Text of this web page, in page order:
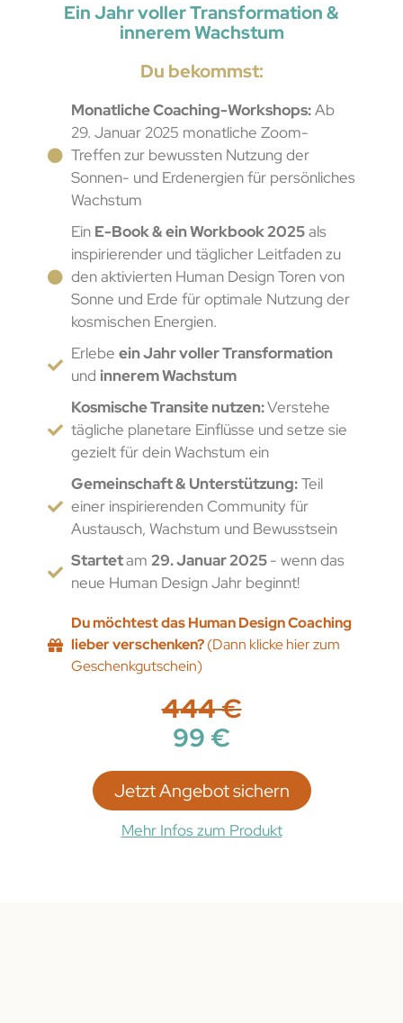
Ein Jahr voller Transformation &
innerem Wachstum
Du bekommst:
Monatliche Coaching-Workshops:Ab
29. Januar 2025 monatliche Zoom-
Treffen zur bewussten Nutzung der
Sonnen- und Erdenergien für persönliches
Wachstum
Ein E-Book & ein Workbook 2025als
inspirierender und täglicher Leitfaden zu
den aktivierten Human Design Toren von
Sonne und Erde für optimale Nutzung der
kosmischen Energien.
Erlebe ein Jahr voller Transformation
und innerem Wachstum
Kosmische Transite nutzen:Verstehe
tägliche planetare Einflüsse und setze sie
gezielt für dein Wachstum ein
Gemeinschaft & Unterstützung:Teil
einer inspirierenden Community für
Austausch, Wachstum und Bewusstsein
Startetam 29. Januar 2025- wenn das
neue Human Design Jahr beginnt!
Du möchtest das Human Design Coaching
lieber verschenken?(Dann klicke hier zum
Geschenkgutschein)
444 €
99 €
Jetzt Angebot sichern
Mehr Infos zum Produkt